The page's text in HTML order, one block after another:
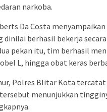
narkoba.
Da Costa menyampaikan
berhasil bekerja
pekan itu, tim berhasil
L, hingga obat keras
Polres Blitar Kota tercatat
menunjukkan